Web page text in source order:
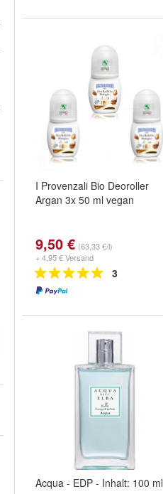
I Provenzali Bio Deoroller
Argan 3x 50 ml vegan
9,50 € (63,33 €/l)
+ 4,95 € Versand
3
Acqua - EDP - Inhalt: 100 ml